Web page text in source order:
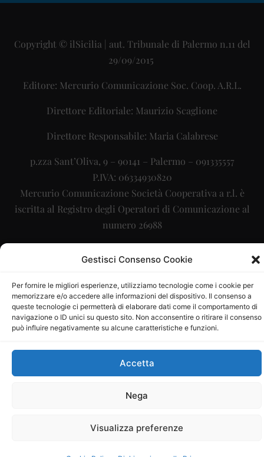
Gestisci Consenso Cookie
Per fornire le migliori esperienze, utilizziamo tecnologie come i cookie per
memorizzare e/o accedere alle informazioni del dispositivo. Il consenso a
queste tecnologie ci permetterà di elaborare dati come il comportamento di
navigazione o ID unici su questo sito. Non acconsentire o ritirare il consenso
può influire negativamente su alcune caratteristiche e funzioni.
Accetta
Nega
Visualizza preferenze
Copyright © ilSicilia | aut. Tribunale di Palermo n.11 del
29/09/2015
Editore: Mercurio Comunicazione Soc. Coop. A.R.L.
Direttore Editoriale: Maurizio Scaglione
Direttore Responsabile: Maria Calabrese
p.zza Sant’Oliva, 9 – 90141 – Palermo – 091335557
P.IVA: 06334930820
Mercurio Comunicazione Società Cooperativa a r.l. è
iscritta al Registro degli Operatori di Comunicazione al
numero 26988